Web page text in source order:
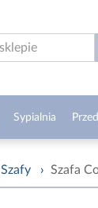
Sypialnia
Szafy › Szafa